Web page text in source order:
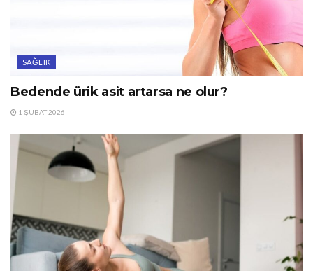
SAĞLIK
Bedende ürik asit artarsa ne olur?
1 ŞUBAT 2026